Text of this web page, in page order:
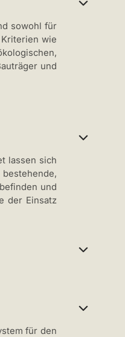
sowohl für
wie
und
lassen sich
und
der Einsatz
für den